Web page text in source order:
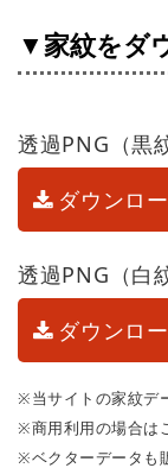
▼家紋をダ
透過PNG（黒
ダウンロ
透過PNG（白
ダウンロ
※当サイトの家紋デ
※商用利用の場合は
※ベクターデータも